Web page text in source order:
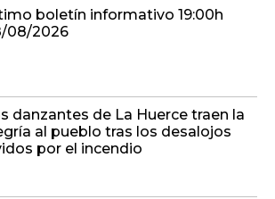
boletín informativo 19:00h
08/2026
danzantes de La Huerce traen la
al pueblo tras los desalojos
por el incendio